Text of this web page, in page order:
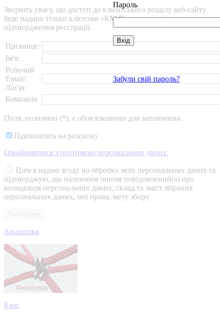
Пароль
Забули свій пароль?
Зверніть увагу, що доступ до клієнтського розділу веб-сайту
буде надано тільки клієнтам «КМ Партнери» після
підтвердження реєстрації.
Прізвище:
Ім'я:
Робочий
Email/
Логін:
Компанія:
Поля, позначені (*), є обов'язковими для заповнення.
Підписатись на розсилку
Ознайомитися з політикою персональних даних.
Цим я надаю згоду на обробку моїх персональних даних та
підтверджую, що належним чином повідомлений(а) про
володільця персональних даних, склад та зміст зібраних
персональних даних, мої права, мету збору
Аналітика
Блог